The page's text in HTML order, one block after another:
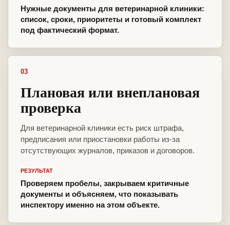
Нужные документы для ветеринарной клиники:
список, сроки, приоритеты и готовый комплект
под фактический формат.
03
Плановая или внеплановая
проверка
Для ветеринарной клиники есть риск штрафа,
предписания или приостановки работы из-за
отсутствующих журналов, приказов и договоров.
РЕЗУЛЬТАТ
Проверяем пробелы, закрываем критичные
документы и объясняем, что показывать
инспектору именно на этом объекте.